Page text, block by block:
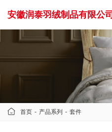
安徽润泰羽绒制品有限公司
首页 - 产品系列 - 套件